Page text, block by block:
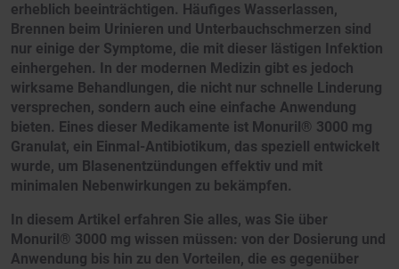
erheblich beeinträchtigen. Häufiges Wasserlassen,
Brennen beim Urinieren und Unterbauchschmerzen sind
nur einige der Symptome, die mit dieser lästigen Infektion
einhergehen. In der modernen Medizin gibt es jedoch
wirksame Behandlungen, die nicht nur schnelle Linderung
versprechen, sondern auch eine einfache Anwendung
bieten. Eines dieser Medikamente ist Monuril® 3000 mg
Granulat, ein Einmal-Antibiotikum, das speziell entwickelt
wurde, um Blasenentzündungen effektiv und mit
minimalen Nebenwirkungen zu bekämpfen.
In diesem Artikel erfahren Sie alles, was Sie über
Monuril® 3000 mg wissen müssen: von der Dosierung und
Anwendung bis hin zu den Vorteilen, die es gegenüber